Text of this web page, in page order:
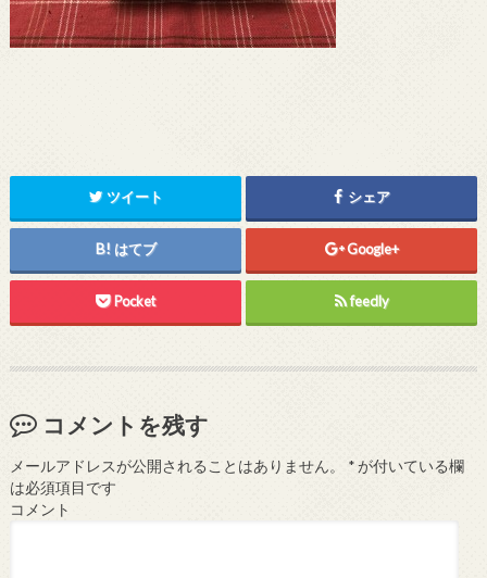
ツイート シェア
はてブ Google+
Pocket feedly
コメントを残す
メールアドレスが公開されることはありません。 *が付いている欄
は必須項目です
コメント